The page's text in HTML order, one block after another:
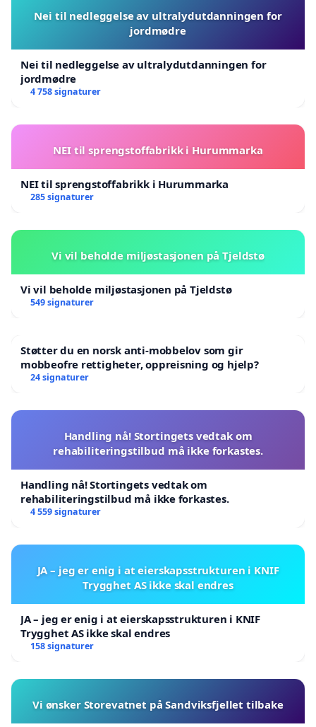
Nei til nedleggelse av ultralydutdanningen for
jordmødre
Nei til nedleggelse av ultralydutdanningen for
jordmødre
4 758 signaturer
NEI til sprengstoffabrikk i Hurummarka
NEI til sprengstoffabrikk i Hurummarka
285 signaturer
Vi vil beholde miljøstasjonen på Tjeldstø
Vi vil beholde miljøstasjonen på Tjeldstø
549 signaturer
Støtter du en norsk anti-mobbelov som gir
mobbeofre rettigheter, oppreisning og hjelp?
24 signaturer
Handling nå! Stortingets vedtak om
rehabiliteringstilbud må ikke forkastes.
Handling nå! Stortingets vedtak om
rehabiliteringstilbud må ikke forkastes.
4 559 signaturer
JA – jeg er enig i at eierskapsstrukturen i KNIF
Trygghet AS ikke skal endres
JA – jeg er enig i at eierskapsstrukturen i KNIF
Trygghet AS ikke skal endres
158 signaturer
Vi ønsker Storevatnet på Sandviksfjellet tilbake